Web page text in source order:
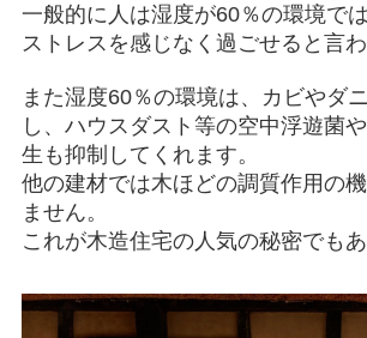
一般的に人は湿度が60％の環境で
ストレスを感じなく過ごせると言わ
また湿度60％の環境は、カビやダ
し、ハウスダスト等の空中浮遊菌
生も抑制してくれます。
他の建材では木ほどの調質作用の
ません。
これが木造住宅の人気の秘密でもあ